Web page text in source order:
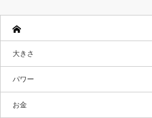
大きさ
パワー
お金